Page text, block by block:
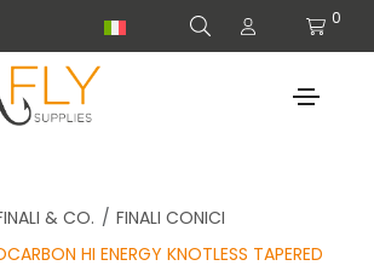
0
& CO.
FINALI CONICI
HI ENERGY KNOTLESS TAPERED